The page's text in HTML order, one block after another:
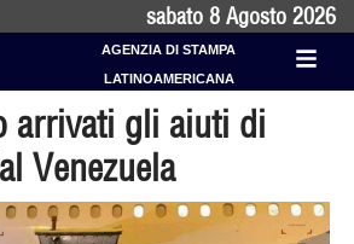
sabato 8 Agosto 2026
AGENZIA DI STAMPA
LATINOAMERICANA
arrivati gli aiuti di
Venezuela